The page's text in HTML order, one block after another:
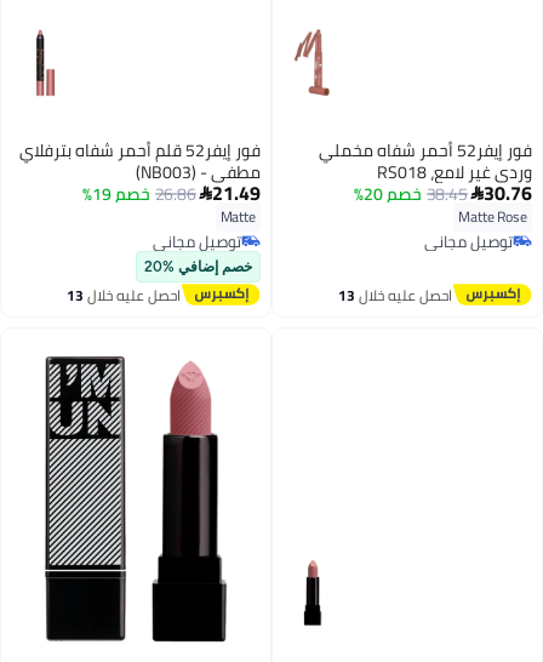
فور إيفر52 أحمر شفاه مخملي
وردي غير لامع، RS018
30.76
38.45خصم 20%
Matte Rose
توصيل مجاني
توصيل مجاني
احصل عليه خلال13
فور إيفر52 قلم أحمر شفاه بترفلاي
مطفي - (NB003)
21.49
26.86خصم 19%
Matte
توصيل مجاني
توصيل مجاني
خصم إضافي %20
احصل عليه خلال13